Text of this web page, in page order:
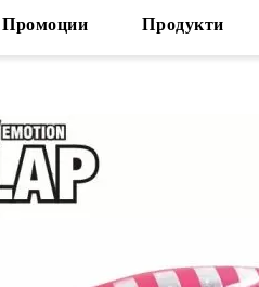
Промоции Продукти